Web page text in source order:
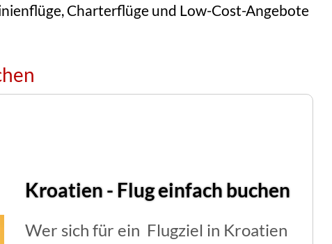
Charterflüge und Low-Cost-Angebote
Kroatien - Flug einfach buchen
Wer sich für ein Flugziel in Kroatien